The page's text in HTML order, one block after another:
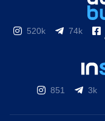
520k 74k
851 3k